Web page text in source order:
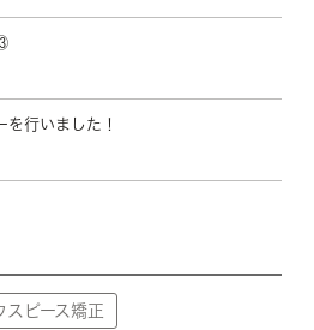
を行いました！
スピース矯正